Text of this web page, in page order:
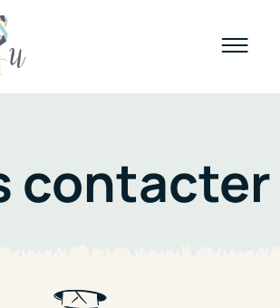
contacter